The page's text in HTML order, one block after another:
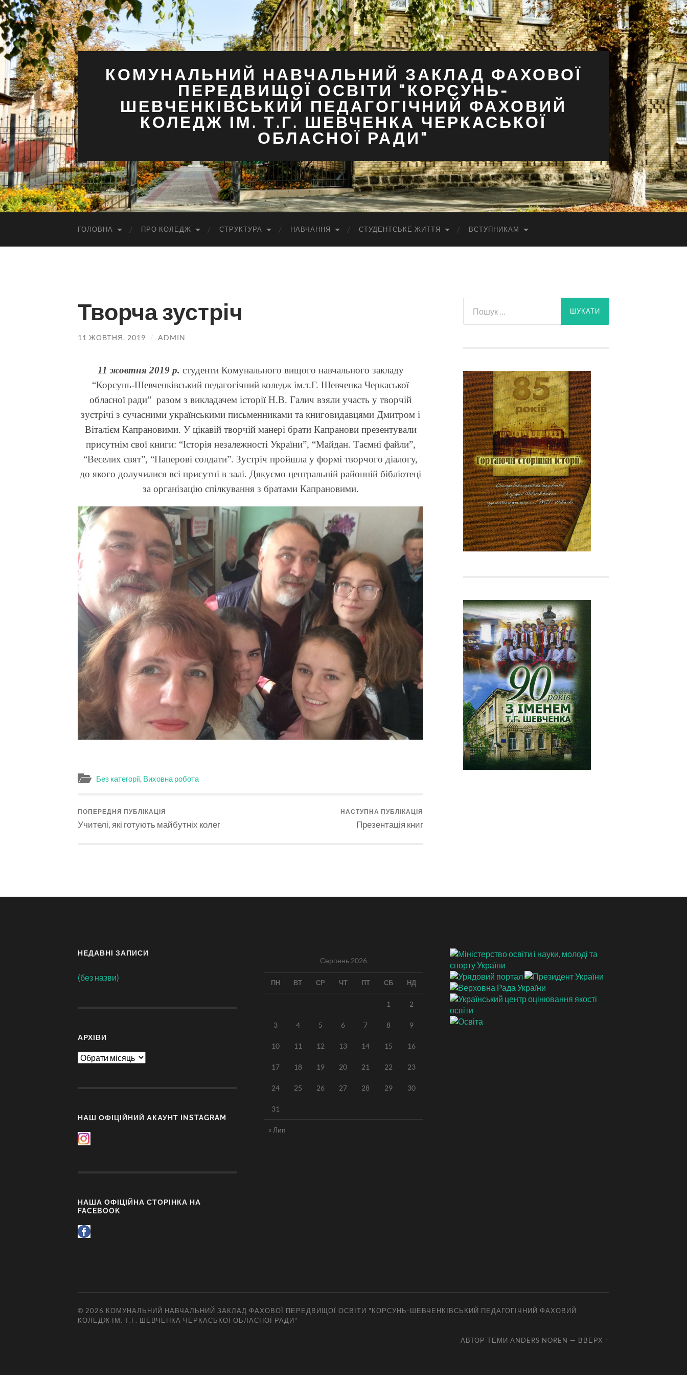
КОМУНАЛЬНИЙ НАВЧАЛЬНИЙ ЗАКЛАД ФАХОВОЇ
ПЕРЕДВИЩОЇ ОСВІТИ "КОРСУНЬ-
ШЕВЧЕНКІВСЬКИЙ ПЕДАГОГІЧНИЙ ФАХОВИЙ
КОЛЕДЖ ІМ. Т.Г. ШЕВЧЕНКА ЧЕРКАСЬКОЇ
ОБЛАСНОЇ РАДИ"
ГОЛОВНА ПРО КОЛЕДЖ СТРУКТУРА НАВЧАННЯ СТУДЕНТСЬКЕ ЖИТТЯ ВСТУПНИКАМ
Творча зустріч
11 ЖОВТНЯ, 2019 / ADMIN
11 жовтня 2019 р. студенти Комунального вищого навчального закладу
“Корсунь-Шевченківський педагогічний коледж ім.т.Г. Шевченка Черкаської
обласної ради” разом з викладачем історії Н.В. Галич взяли участь у творчій
зустрічі з сучасними українськими письменниками та книговидавцями Дмитром і
Віталієм Капрановими. У цікавій творчій манері брати Капранови презентували
присутнім свої книги: “Історія незалежності України”, “Майдан. Таємні файли”,
“Веселих свят”, “Паперові солдати”. Зустріч пройшла у формі творчого діалогу,
до якого долучилися всі присутні в залі. Дякуємо центральній районній бібліотеці
за організацію спілкування з братами Капрановими.
Без категорії, Виховна робота
ПОПЕРЕДНЯ ПУБЛІКАЦІЯ
Учителі, які готують майбутніх колег
НАСТУПНА ПУБЛІКАЦІЯ
Презентація книг
НЕДАВНІ ЗАПИСИ
(без назви)
АРХІВИ
Архіви
НАШ ОФІЦІЙНИЙ АКАУНТ INSTAGRAM
НАША ОФІЦІЙНА СТОРІНКА НА
FACEBOOK
Серпень 2026
ПН ВТ СР ЧТ ПТ СБ НД
1 2
3 4 5 6 7 8 9
10 11 12 13 14 15 16
17 18 19 20 21 22 23
24 25 26 27 28 29 30
31
« Лип
© 2026 КОМУНАЛЬНИЙ НАВЧАЛЬНИЙ ЗАКЛАД ФАХОВОЇ ПЕРЕДВИЩОЇ ОСВІТИ "КОРСУНЬ-ШЕВЧЕНКІВСЬКИЙ ПЕДАГОГІЧНИЙ ФАХОВИЙ
КОЛЕДЖ ІМ. Т.Г. ШЕВЧЕНКА ЧЕРКАСЬКОЇ ОБЛАСНОЇ РАДИ"
АВТОР ТЕМИ ANDERS NOREN — ВВЕРХ ↑